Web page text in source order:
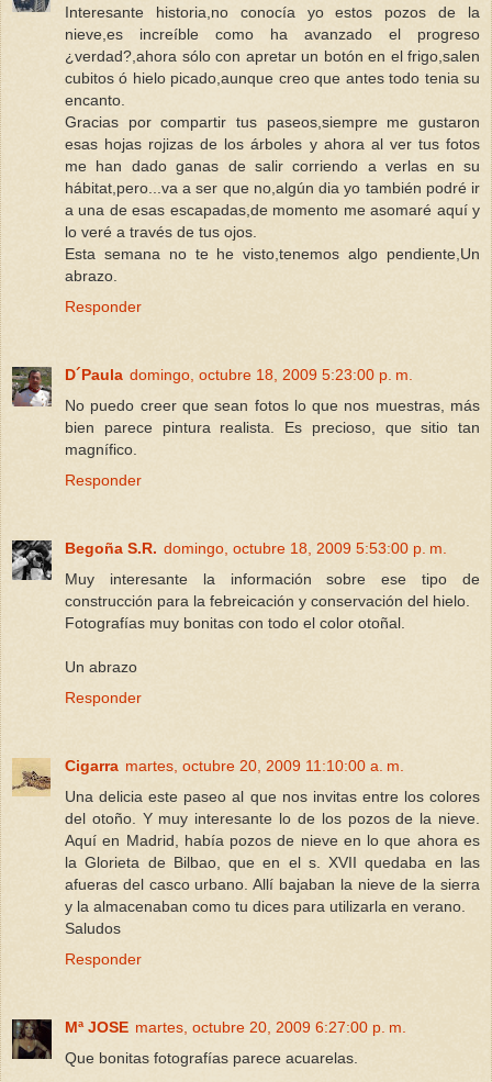
Interesante historia,no conocía yo estos pozos de la
nieve,es increíble como ha avanzado el progreso
¿verdad?,ahora sólo con apretar un botón en el frigo,salen
cubitos ó hielo picado,aunque creo que antes todo tenia su
encanto.
Gracias por compartir tus paseos,siempre me gustaron
esas hojas rojizas de los árboles y ahora al ver tus fotos
me han dado ganas de salir corriendo a verlas en su
hábitat,pero...va a ser que no,algún dia yo también podré ir
a una de esas escapadas,de momento me asomaré aquí y
lo veré a través de tus ojos.
Esta semana no te he visto,tenemos algo pendiente,Un
abrazo.
Responder
D´Paula domingo, octubre 18, 2009 5:23:00 p. m.
No puedo creer que sean fotos lo que nos muestras, más
bien parece pintura realista. Es precioso, que sitio tan
magnífico.
Responder
Begoña S.R. domingo, octubre 18, 2009 5:53:00 p. m.
Muy interesante la información sobre ese tipo de
construcción para la febreicación y conservación del hielo.
Fotografías muy bonitas con todo el color otoñal.
Un abrazo
Responder
Cigarra martes, octubre 20, 2009 11:10:00 a. m.
Una delicia este paseo al que nos invitas entre los colores
del otoño. Y muy interesante lo de los pozos de la nieve.
Aquí en Madrid, había pozos de nieve en lo que ahora es
la Glorieta de Bilbao, que en el s. XVII quedaba en las
afueras del casco urbano. Allí bajaban la nieve de la sierra
y la almacenaban como tu dices para utilizarla en verano.
Saludos
Responder
Mª JOSE martes, octubre 20, 2009 6:27:00 p. m.
Que bonitas fotografías parece acuarelas.